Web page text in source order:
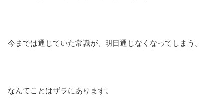
今までは通じていた常識が、明日通じなくなってしまう。
なんてことはザラにあります。